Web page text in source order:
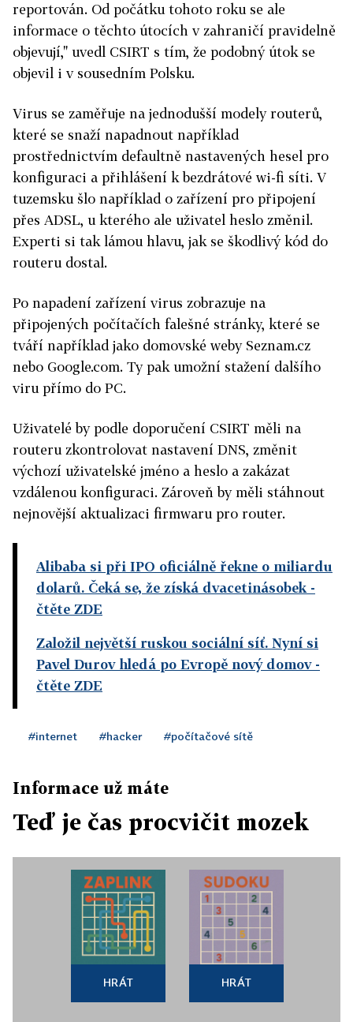
reportován. Od počátku tohoto roku se ale
informace o těchto útocích v zahraničí pravidelně
objevují," uvedl CSIRT s tím, že podobný útok se
objevil i v sousedním Polsku.
Virus se zaměřuje na jednodušší modely routerů,
které se snaží napadnout například
prostřednictvím defaultně nastavených hesel pro
konfiguraci a přihlášení k bezdrátové wi-fi síti. V
tuzemsku šlo například o zařízení pro připojení
přes ADSL, u kterého ale uživatel heslo změnil.
Experti si tak lámou hlavu, jak se škodlivý kód do
routeru dostal.
Po napadení zařízení virus zobrazuje na
připojených počítačích falešné stránky, které se
tváří například jako domovské weby Seznam.cz
nebo Google.com. Ty pak umožní stažení dalšího
viru přímo do PC.
Uživatelé by podle doporučení CSIRT měli na
routeru zkontrolovat nastavení DNS, změnit
výchozí uživatelské jméno a heslo a zakázat
vzdálenou konfiguraci. Zároveň by měli stáhnout
nejnovější aktualizaci firmwaru pro router.
Alibaba si při IPO oficiálně řekne o miliardu
dolarů. Čeká se, že získá dvacetinásobek -
čtěte ZDE
Založil největší ruskou sociální síť. Nyní si
Pavel Durov hledá po Evropě nový domov-
čtěte ZDE
#internet #hacker #počítačové sítě
Informace už máte
Teď je čas procvičit mozek
HRÁT HRÁT